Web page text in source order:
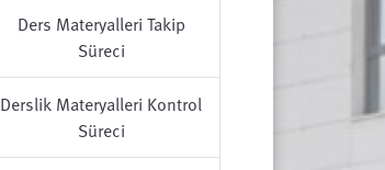
Ders Materyalleri Takip
Süreci
Derslik Materyalleri Kontrol
Süreci